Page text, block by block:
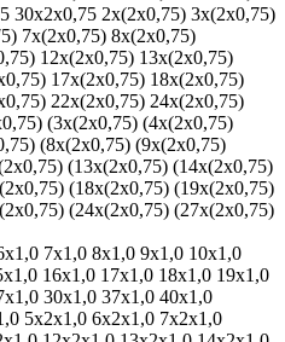
30х2х0,75 2х(2х0,75) 3х(2х0,75)
7х(2х0,75) 8х(2х0,75)
12х(2х0,75) 13х(2х0,75)
17х(2х0,75) 18х(2х0,75)
22х(2х0,75) 24х(2х0,75)
(3х(2х0,75) (4х(2х0,75)
(8х(2х0,75) (9х(2х0,75)
(13х(2х0,75) (14х(2х0,75)
(18х(2х0,75) (19х(2х0,75)
(24х(2х0,75) (27х(2х0,75)
7х1,0 8х1,0 9х1,0 10х1,0
16х1,0 17х1,0 18х1,0 19х1,0
30х1,0 37х1,0 40х1,0
5х2х1,0 6х2х1,0 7х2х1,0